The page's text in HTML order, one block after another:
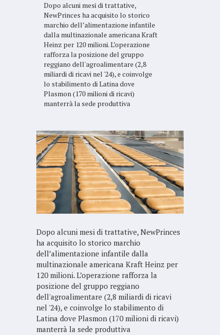
Dopo alcuni mesi di trattative,
NewPrinces ha acquisito lo storico
marchio dell’alimentazione infantile
dalla multinazionale americana Kraft
Heinz per 120 milioni. L’operazione
rafforza la posizione del gruppo
reggiano dell'agroalimentare (2,8
miliardi di ricavi nel '24), e coinvolge
lo stabilimento di Latina dove
Plasmon (170 milioni di ricavi)
manterrà la sede produttiva
Dopo alcuni mesi di trattative, NewPrinces
ha acquisito lo storico marchio
dell’alimentazione infantile dalla
multinazionale americana Kraft Heinz per
120 milioni. L’operazione rafforza la
posizione del gruppo reggiano
dell'agroalimentare (2,8 miliardi di ricavi
nel '24), e coinvolge lo stabilimento di
Latina dove Plasmon (170 milioni di ricavi)
manterrà la sede produttiva